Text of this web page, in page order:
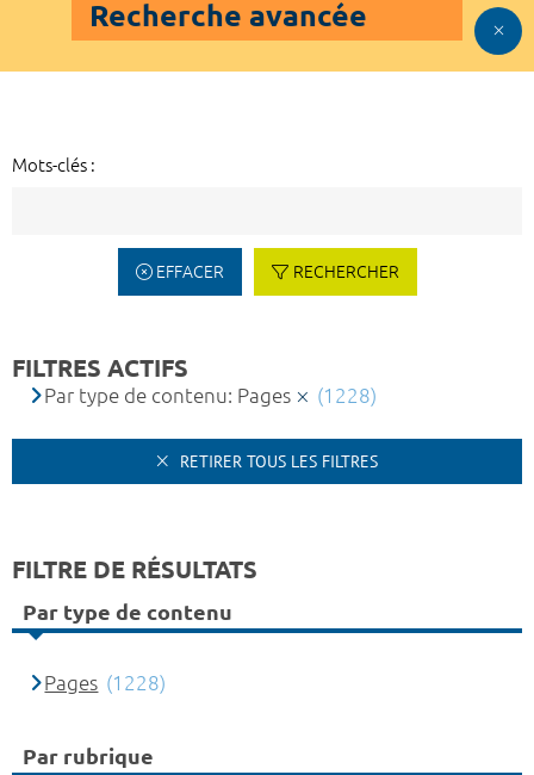
Recherche avancée
Mots-clés :
EFFACER RECHERCHER
FILTRES ACTIFS
Par type de contenu: Pages (1228)
RETIRER TOUS LES FILTRES
FILTRE DE RÉSULTATS
Par type de contenu
Pages (1228)
Par rubrique